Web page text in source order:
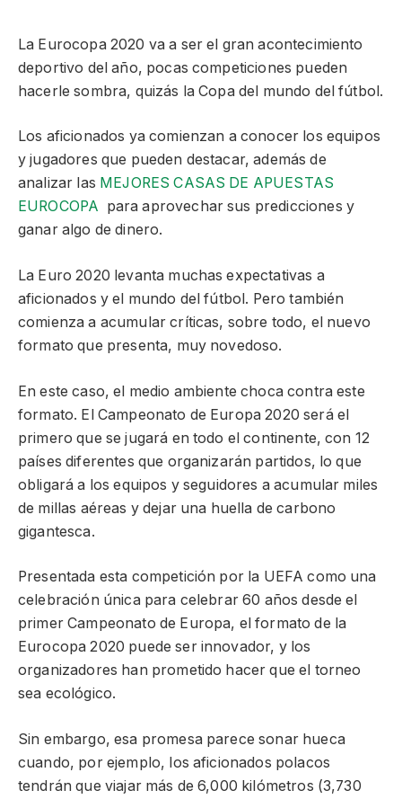
La Eurocopa 2020 va a ser el gran acontecimiento
deportivo del año, pocas competiciones pueden
hacerle sombra, quizás la Copa del mundo del fútbol.
Los aficionados ya comienzan a conocer los equipos
y jugadores que pueden destacar, además de
analizar las MEJORES CASAS DE APUESTAS
EUROCOPA para aprovechar sus predicciones y
ganar algo de dinero.
La Euro 2020 levanta muchas expectativas a
aficionados y el mundo del fútbol. Pero también
comienza a acumular críticas, sobre todo, el nuevo
formato que presenta, muy novedoso.
En este caso, el medio ambiente choca contra este
formato. El Campeonato de Europa 2020 será el
primero que se jugará en todo el continente, con 12
países diferentes que organizarán partidos, lo que
obligará a los equipos y seguidores a acumular miles
de millas aéreas y dejar una huella de carbono
gigantesca.
Presentada esta competición por la UEFA como una
celebración única para celebrar 60 años desde el
primer Campeonato de Europa, el formato de la
Eurocopa 2020 puede ser innovador, y los
organizadores han prometido hacer que el torneo
sea ecológico.
Sin embargo, esa promesa parece sonar hueca
cuando, por ejemplo, los aficionados polacos
tendrán que viajar más de 6,000 kilómetros (3,730